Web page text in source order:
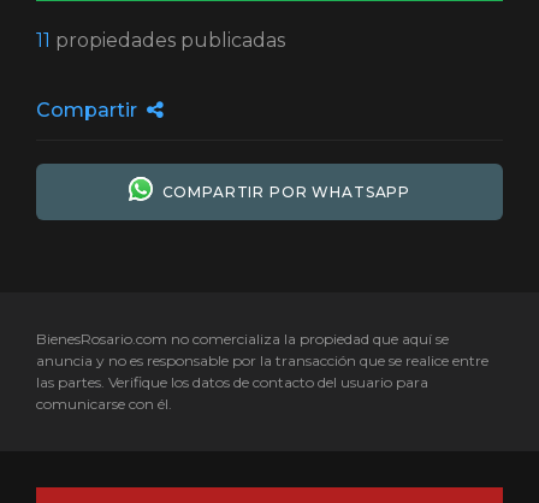
11 propiedades publicadas
Compartir
COMPARTIR POR WHATSAPP
BienesRosario.com no comercializa la propiedad que aquí se
anuncia y no es responsable por la transacción que se realice entre
las partes. Verifique los datos de contacto del usuario para
comunicarse con él.